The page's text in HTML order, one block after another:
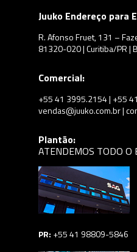
Juuko Endereço para
R. Afonso Fruet, 131 –
81320-020 | Curitiba/PR |
Comercial:
+55 41 3995.2154 | +55
vendas@juuko.com.br |
Plantão:
ATENDEMOS TODO O
PR: +55 41 98809-5846